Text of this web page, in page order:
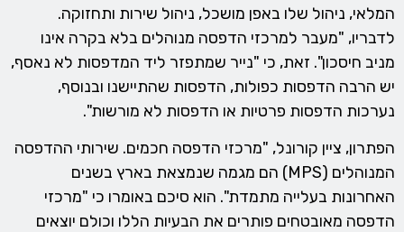
המלאי, ניהול שלו באפן מושכל, ניהול שירות ותחזוקה.
לדבריו, "מעבר למרכזי הדפסה מנוהלים בלא בקרה אינו
מניב חיסכון". זאת, כי "נייר שמתפזר ליד המדפסות לא נאסף,
יש הרבה הדפסות כפולות, הדפסות שהתיישנו ובנוסף,
נערכות הדפסות פרטיות או הדפסות לא מורשות".
הפתרון, ציין קורונל, "מרכזי הדפסה חכמים. שירותי ההדפסה
המנוהלים (MPS) הם מגמה שנמצאת בארץ בשנים
האחרונות בעלייה מתמדת". הוא סיכם באומרו כי "מרכזי
הדפסה מאובטחים פותרים את הבעיות הללו וכולם יוצאים